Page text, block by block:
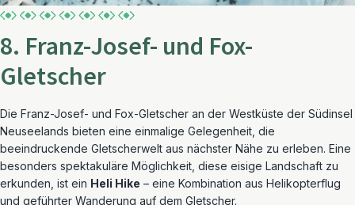
8. Franz-Josef- und Fox-
Gletscher
Die Franz-Josef- und Fox-Gletscher an der Westküste der Südinsel
Neuseelands bieten eine einmalige Gelegenheit, die
beeindruckende Gletscherwelt aus nächster Nähe zu erleben. Eine
besonders spektakuläre Möglichkeit, diese eisige Landschaft zu
erkunden, ist ein Heli Hike – eine Kombination aus Helikopterflug
und geführter Wanderung auf dem Gletscher.